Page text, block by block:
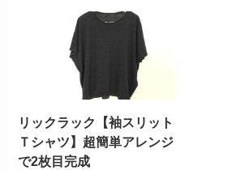
リックラック【袖スリット
Ｔシャツ】超簡単アレンジ
で2枚目完成